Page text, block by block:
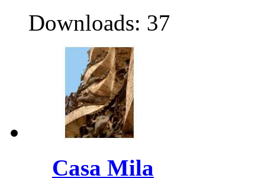
Downloads: 37
Casa Mila